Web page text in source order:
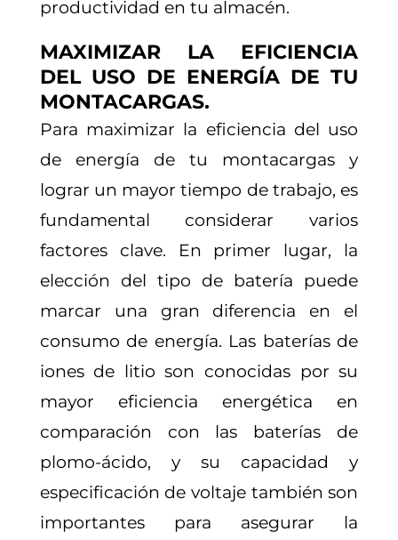
productividad en tu almacén.
MAXIMIZAR LA EFICIENCIA
DEL USO DE ENERGÍA DE TU
MONTACARGAS.
Para maximizar la eficiencia del uso
de energía de tu montacargas y
lograr un mayor tiempo de trabajo, es
fundamental considerar varios
factores clave. En primer lugar, la
elección del tipo de batería puede
marcar una gran diferencia en el
consumo de energía. Las baterías de
iones de litio son conocidas por su
mayor eficiencia energética en
comparación con las baterías de
plomo-ácido, y su capacidad y
especificación de voltaje también son
importantes para asegurar la